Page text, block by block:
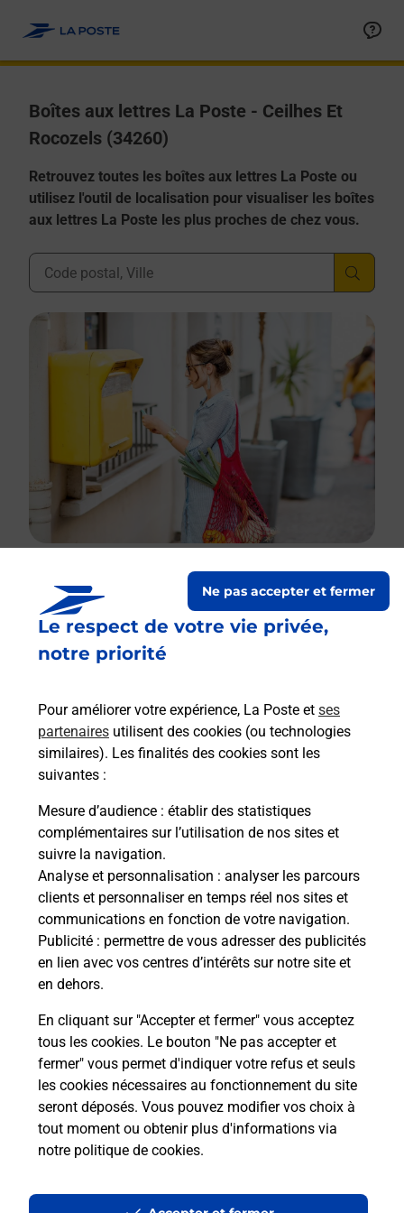
Le respect de votre vie privée,
notre priorité
Pour améliorer votre expérience, La Poste et ses
partenaires utilisent des cookies (ou technologies
similaires). Les finalités des cookies sont les
suivantes :
Mesure d’audience : établir des statistiques
complémentaires sur l’utilisation de nos sites et
suivre la navigation.
Analyse et personnalisation : analyser les parcours
clients et personnaliser en temps réel nos sites et
communications en fonction de votre navigation.
Publicité : permettre de vous adresser des publicités
en lien avec vos centres d’intérêts sur notre site et
en dehors.
En cliquant sur "Accepter et fermer" vous acceptez
tous les cookies. Le bouton "Ne pas accepter et
fermer" vous permet d'indiquer votre refus et seuls
les cookies nécessaires au fonctionnement du site
seront déposés. Vous pouvez modifier vos choix à
tout moment ou obtenir plus d'informations via
notre politique de cookies.
Ne pas accepter et fermer
Boîtes aux lettres La Poste - Ceilhes Et
Rocozels (34260)
Retrouvez toutes les boîtes aux lettres La Poste ou
utilisez l'outil de localisation pour visualiser les boîtes
aux lettres La Poste les plus proches de chez vous.
Ville, Département, Code Postal
Boîte aux lettres La Poste
Prochaine collecte du courrier
Grand Rue
Ceilhes Et Rocozels
Itinéraire
Le lien s'ouvre dans un nouvel onglet
Boîte aux lettres La Poste
Prochaine collecte du courriersamedi à 09h00
Hameau De Rocozels
34260
Ceilhes Et Rocozels
Itinéraire
Le lien s'ouvre dans un nouvel onglet
Localiser Liste Boîtes aux lettres
Hérault
Ceilhes Et Rocozels